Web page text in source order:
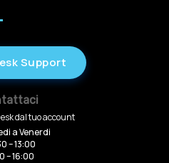
Support
dal tuo account
a Venerdi
– 13:00
– 16:00